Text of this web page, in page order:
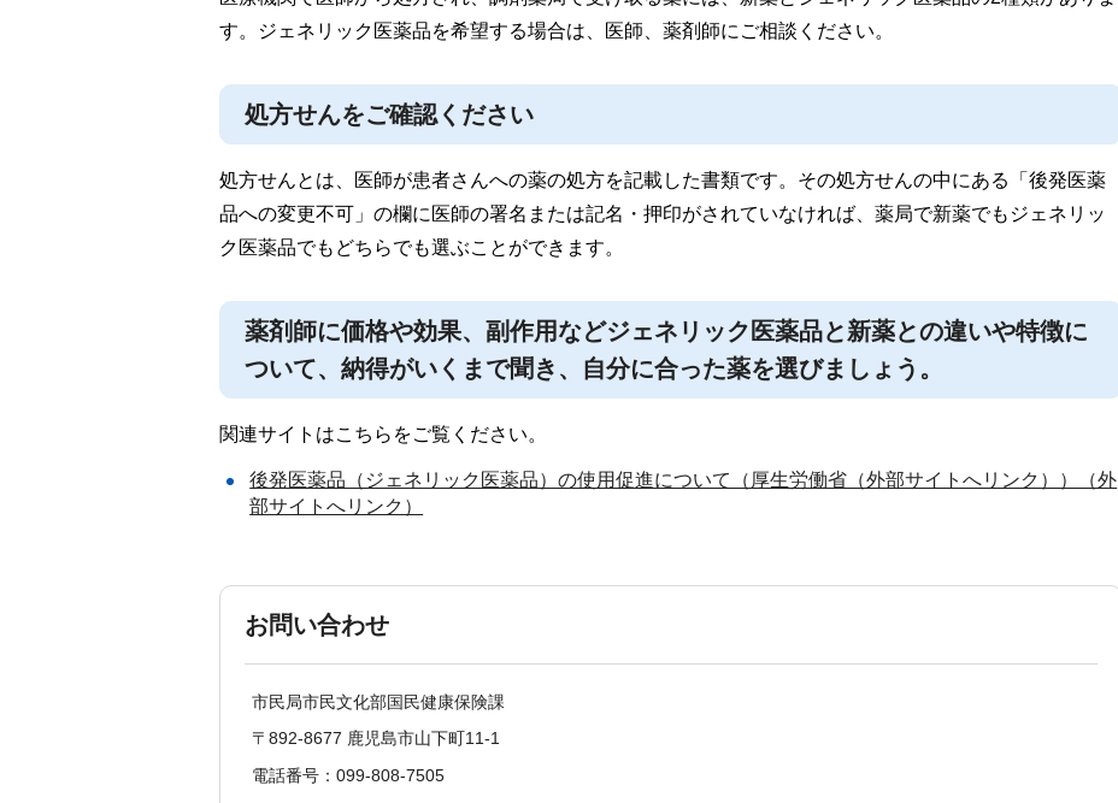
す。ジェネリック医薬品を希望する場合は、医師、薬剤師にご相談ください。
処方せんをご確認ください
処方せんとは、医師が患者さんへの薬の処方を記載した書類です。その処方せんの中にある「後発医薬
品への変更不可」の欄に医師の署名または記名・押印がされていなければ、薬局で新薬でもジェネリッ
ク医薬品でもどちらでも選ぶことができます。
薬剤師に価格や効果、副作用などジェネリック医薬品と新薬との違いや特徴に
ついて、納得がいくまで聞き、自分に合った薬を選びましょう。
関連サイトはこちらをご覧ください。
後発医薬品（ジェネリック医薬品）の使用促進について（厚生労働省（外部サイトへリンク））（外
部サイトへリンク）
お問い合わせ
市民局市民文化部国民健康保険課
〒892-8677 鹿児島市山下町11-1
電話番号：099-808-7505